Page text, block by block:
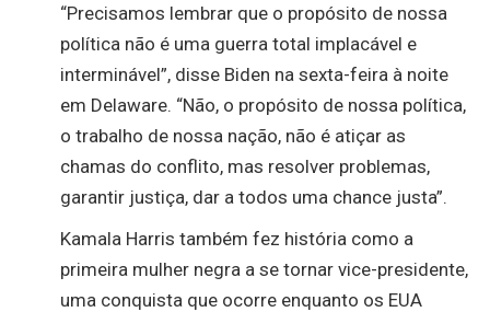
“Precisamos lembrar que o propósito de nossa
política não é uma guerra total implacável e
interminável”, disse Biden na sexta-feira à noite
em Delaware. “Não, o propósito de nossa política,
o trabalho de nossa nação, não é atiçar as
chamas do conflito, mas resolver problemas,
garantir justiça, dar a todos uma chance justa”.
Kamala Harris também fez história como a
primeira mulher negra a se tornar vice-presidente,
uma conquista que ocorre enquanto os EUA